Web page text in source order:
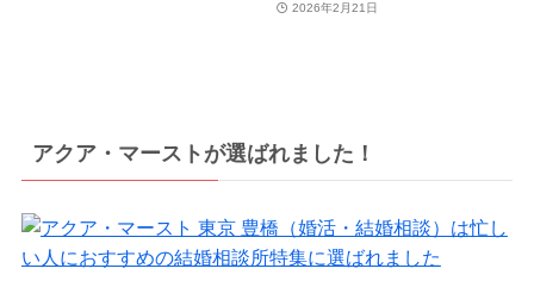
2026年2月21日
アクア・マーストが選ばれました！